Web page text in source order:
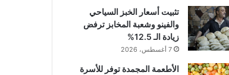
تثبيت أسعار الخبز السياحي
والفينو وشعبة المخابز ترفض
زيادة الـ 12.5%
7 أغسطس، 2026
الأطعمة المجمدة توفر للأسرة